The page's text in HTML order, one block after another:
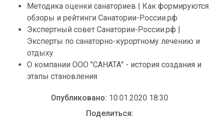
Методика оценки санаториев | Как формируются
обзоры и рейтинги Санатории-России.рф
Экспертный совет Санатории-России.рф |
Эксперты по санаторно-курортному лечению и
отдыху
О компании ООО "САНАТА" - история создания и
этапы становления
Опубликовано: 10.01.2020 18:30
Поделиться: